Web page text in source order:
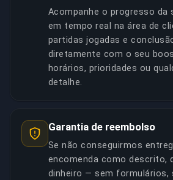
Acompanhe o progresso da
em tempo real na área de
partidas jogadas e
diretamente com o seu
horários, prioridades ou
detalhe.
Garantia de reembolso
Se não conseguirmos
encomenda como descrito,
dinheiro — sem formulários,